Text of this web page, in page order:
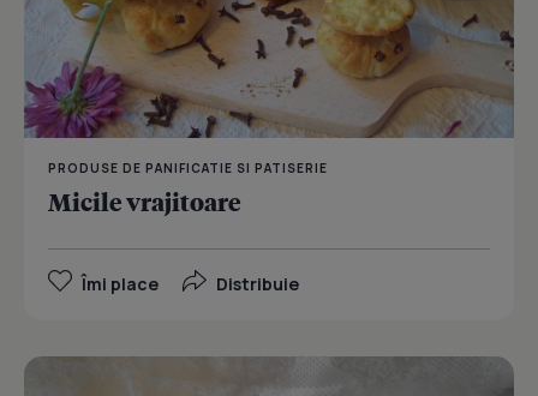
PRODUSE DE PANIFICATIE SI PATISERIE
Micile vrajitoare
Îmi place Distribuie